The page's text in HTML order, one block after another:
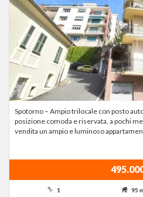
Spotorno – Ampio trilocale con posto
posizione comoda e riservata, a pochi
vendita un ampio e luminoso
1 95